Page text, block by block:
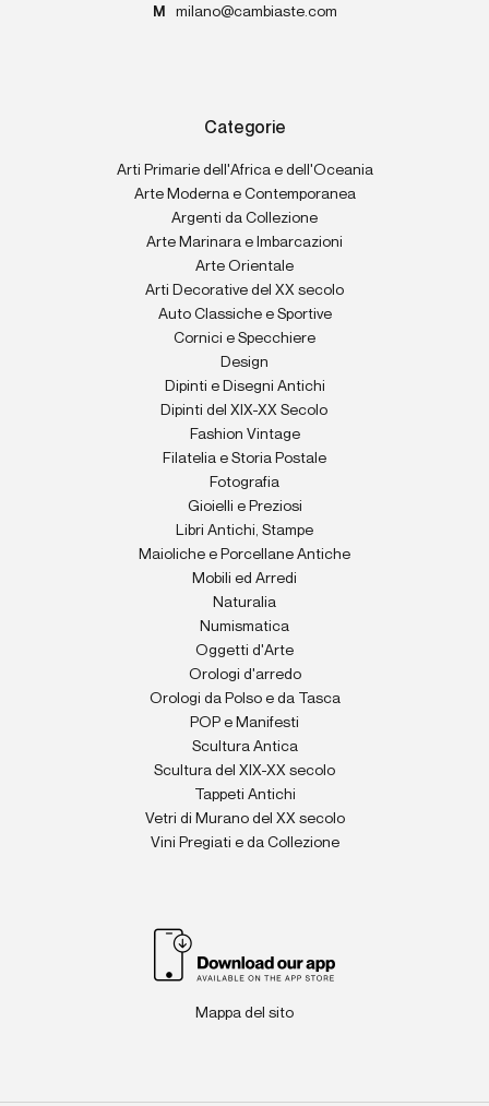
M
milano@cambiaste.com
Categorie
Arti Primarie dell'Africa e dell'Oceania
Arte Moderna e Contemporanea
Argenti da Collezione
Arte Marinara e Imbarcazioni
Arte Orientale
Arti Decorative del XX secolo
Auto Classiche e Sportive
Cornici e Specchiere
Design
Dipinti e Disegni Antichi
Dipinti del XIX-XX Secolo
Fashion Vintage
Filatelia e Storia Postale
Fotografia
Gioielli e Preziosi
Libri Antichi, Stampe
Maioliche e Porcellane Antiche
Mobili ed Arredi
Naturalia
Numismatica
Oggetti d'Arte
Orologi d'arredo
Orologi da Polso e da Tasca
POP e Manifesti
Scultura Antica
Scultura del XIX-XX secolo
Tappeti Antichi
Vetri di Murano del XX secolo
Vini Pregiati e da Collezione
Mappa del sito